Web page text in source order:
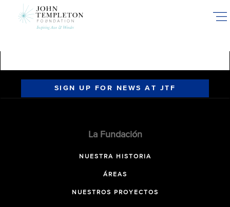
SIGN UP FOR NEWS AT JTF
La Fundación
NUESTRA HISTORIA
ÁREAS
NUESTROS PROYECTOS